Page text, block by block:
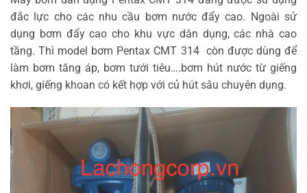
đắc lực cho các nhu cầu bơm nước đẩy cao. Ngoài sử
dụng bơm đẩy cao cho khu vực dân dụng, các nhà cao
tầng. Thì model bơm Pentax CMT 314 còn được dùng để
làm bơm tăng áp, bơm tưới tiêu….bơm hút nước từ giếng
khơi, giếng khoan có kết hợp với củ hút sâu chuyên dụng.